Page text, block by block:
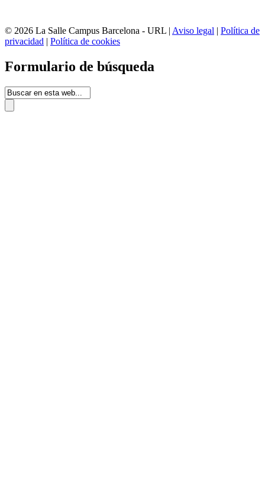
© 2026 La Salle Campus Barcelona - URL | Aviso legal | Política de
privacidad | Política de cookies
Formulario de búsqueda